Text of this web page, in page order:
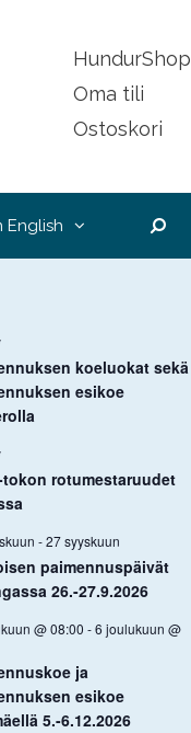
HundurShop
Oma tili
Ostoskori
English
koeluokat sekä
esikoe
tokon rotumestaruudet
-27 syyskuun
paimennuspäivät
26.-27.9.2026
@ 08:00 -6 joulukuun @
ja
esikoe
5.-6.12.2026